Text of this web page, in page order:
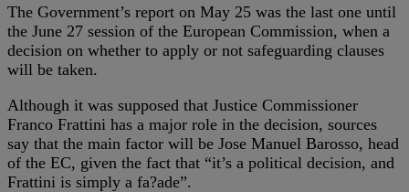
The Government’s report on May 25 was the last one until
the June 27 session of the European Commission, when a
decision on whether to apply or not safeguarding clauses
will be taken.
Although it was supposed that Justice Commissioner
Franco Frattini has a major role in the decision, sources
say that the main factor will be Jose Manuel Barosso, head
of the EC, given the fact that “it’s a political decision, and
Frattini is simply a fa?ade”.